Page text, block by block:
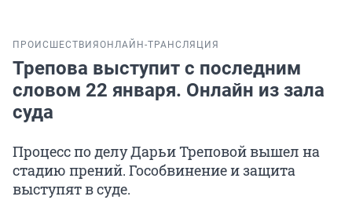
ПРОИСШЕСТВИЯ ОНЛАЙН-ТРАНСЛЯЦИЯ
Трепова выступит с последним
словом 22 января. Онлайн из зала
суда
Процесс по делу Дарьи Треповой вышел на
стадию прений. Гособвинение и защита
выступят в суде.